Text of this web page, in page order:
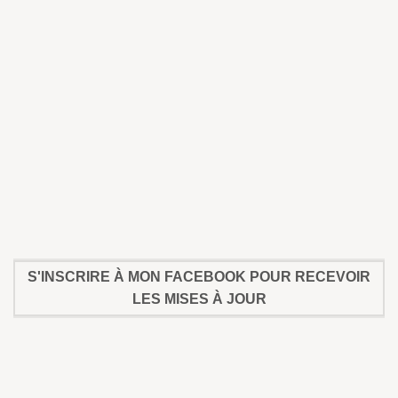
S'INSCRIRE À MON FACEBOOK POUR RECEVOIR
LES MISES À JOUR